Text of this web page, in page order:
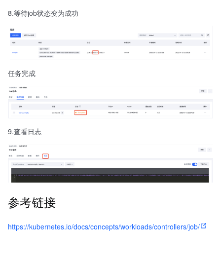
8.等待job状态变为成功
任务完成
9.查看日志
参考链接
https://kubernetes.io/docs/concepts/workloads/controllers/job/